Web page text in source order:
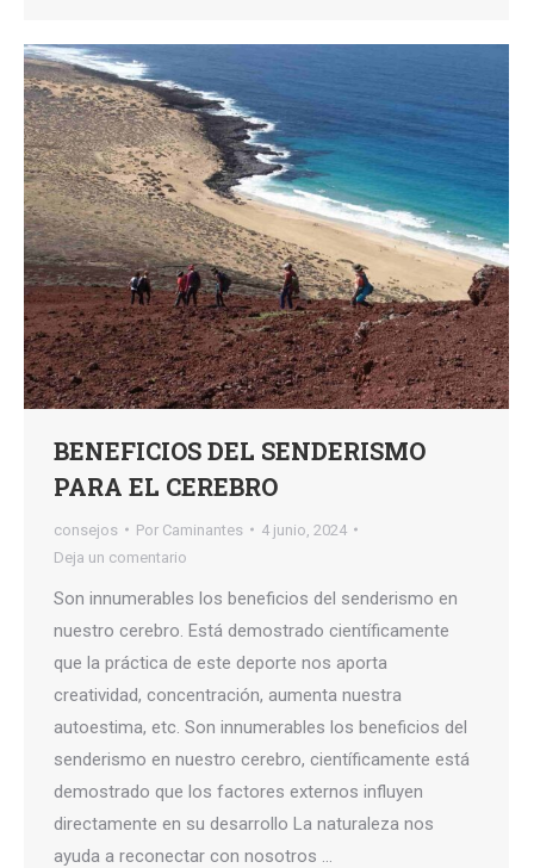
BENEFICIOS DEL SENDERISMO
PARA EL CEREBRO
consejos Por Caminantes
4 junio, 2024
Deja un comentario
Son innumerables los beneficios del senderismo en
nuestro cerebro. Está demostrado científicamente
que la práctica de este deporte nos aporta
creatividad, concentración, aumenta nuestra
autoestima, etc. Son innumerables los beneficios del
senderismo en nuestro cerebro, científicamente está
demostrado que los factores externos influyen
directamente en su desarrollo La naturaleza nos
ayuda a reconectar con nosotros …